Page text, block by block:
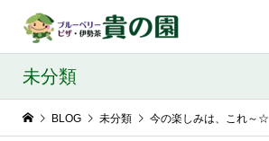
未分類
BLOG 未分類 今の楽しみは、これ～☆